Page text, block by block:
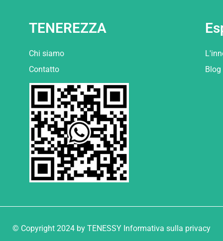
TENEREZZA
Chi siamo
Contatto
Blog
© Copyright 2024 by TENESSY Informativa sulla privacy